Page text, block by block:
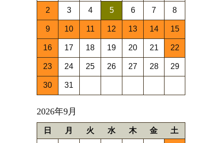
2 3 4 5 6 7 8
9 10 11 12 13 14 15
16 17 18 19 20 21 22
23 24 25 26 27 28 29
30 31
2026年9月
日 月 火 水 木 金 土